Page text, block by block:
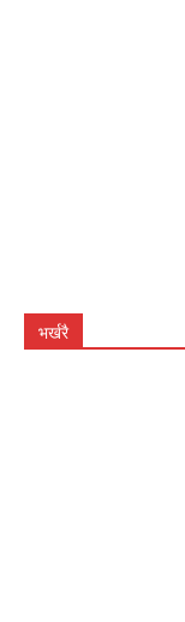
भर्खरै